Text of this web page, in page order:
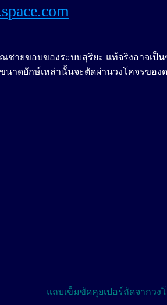
ณชายขอบของระบบสุริยะ แท้จริงอาจ
าดยักษ์เหล่านั้นจะตัดผ่านวงโคจรขอ
แถบเข็มขัดคุยเปอร์ถัดจากว